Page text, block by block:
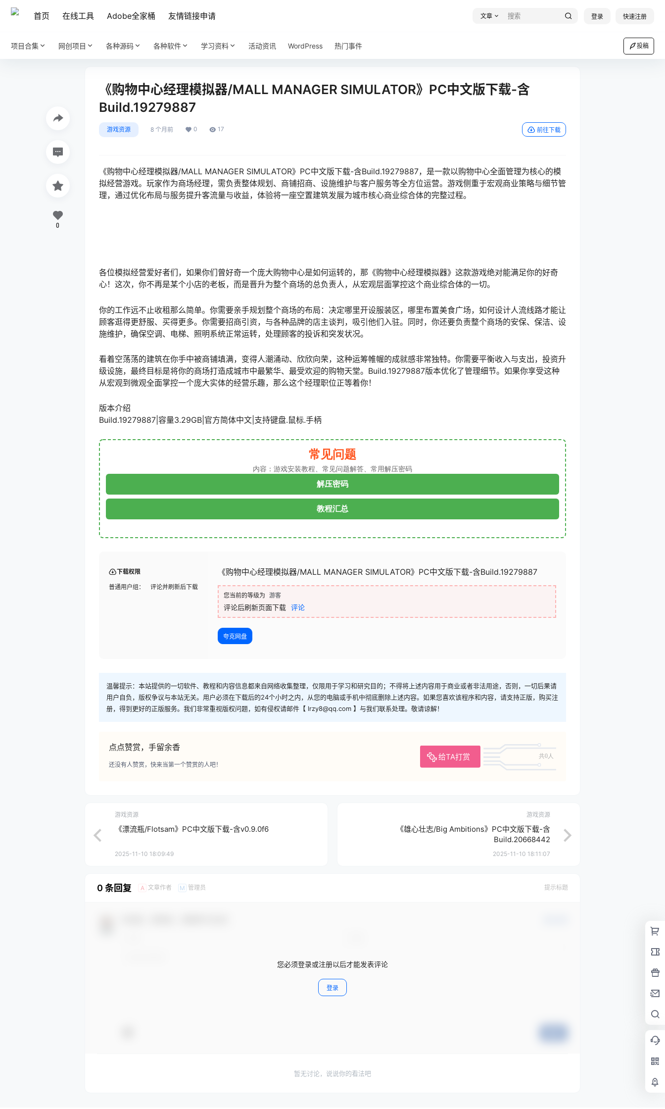
首页 在线工具 Adobe全家桶 友情链接申请 文章 登录 快速注册
项目合集 网创项目 各种源码 各种软件 学习资料 活动资讯 WordPress 热门事件 投稿
《购物中心经理模拟器/MALL MANAGER SIMULATOR》PC中文版下载-含
Build.19279887
游戏资源 8 个月前 0 17 前往下载
《购物中心经理模拟器/MALL MANAGER SIMULATOR》PC中文版下载-含Build.19279887，是一款以购物中心全面管理为核心的模
拟经营游戏。玩家作为商场经理，需负责整体规划、商铺招商、设施维护与客户服务等全方位运营。游戏侧重于宏观商业策略与细节管
理，通过优化布局与服务提升客流量与收益，体验将一座空置建筑发展为城市核心商业综合体的完整过程。
各位模拟经营爱好者们，如果你们曾好奇一个庞大购物中心是如何运转的，那《购物中心经理模拟器》这款游戏绝对能满足你的好奇
心！这次，你不再是某个小店的老板，而是晋升为整个商场的总负责人，从宏观层面掌控这个商业综合体的一切。
你的工作远不止收租那么简单。你需要亲手规划整个商场的布局：决定哪里开设服装区，哪里布置美食广场，如何设计人流线路才能让
顾客逛得更舒服、买得更多。你需要招商引资，与各种品牌的店主谈判，吸引他们入驻。同时，你还要负责整个商场的安保、保洁、设
施维护，确保空调、电梯、照明系统正常运转，处理顾客的投诉和突发状况。
看着空荡荡的建筑在你手中被商铺填满，变得人潮涌动、欣欣向荣，这种运筹帷幄的成就感非常独特。你需要平衡收入与支出，投资升
级设施，最终目标是将你的商场打造成城市中最繁华、最受欢迎的购物天堂。Build.19279887版本优化了管理细节。如果你享受这种
从宏观到微观全面掌控一个庞大实体的经营乐趣，那么这个经理职位正等着你！
版本介绍
Build.19279887|容量3.29GB|官方简体中文|支持键盘.鼠标.手柄
常见问题
内容：游戏安装教程、常见问题解答、常用解压密码
解压密码
教程汇总
下载权限
普通用户组： 评论并刷新后下载
《购物中心经理模拟器/MALL MANAGER SIMULATOR》PC中文版下载-含Build.19279887
您当前的等级为 游客
评论后刷新页面下载 评论
夸克网盘
温馨提示：本站提供的一切软件、教程和内容信息都来自网络收集整理，仅限用于学习和研究目的；不得将上述内容用于商业或者非法用途，否则，一切后果请
用户自负，版权争议与本站无关。用户必须在下载后的24个小时之内，从您的电脑或手机中彻底删除上述内容。如果您喜欢该程序和内容，请支持正版，购买注
册，得到更好的正版服务。我们非常重视版权问题，如有侵权请邮件【 lrzy8@qq.com 】与我们联系处理。敬请谅解！
点点赞赏，手留余香
给TA打赏 共0人
还没有人赞赏，快来当第一个赞赏的人吧！
0
游戏资源
《漂流瓶/Flotsam》PC中文版下载-含v0.9.0f6
2025-11-10 18:09:49
游戏资源
《雄心壮志/Big Ambitions》PC中文版下载-含
Build.20668442
2025-11-10 18:11:07
0 条回复 A 文章作者 M 管理员 提示标题
您必须登录或注册以后才能发表评论
登录
暂无讨论，说说你的看法吧